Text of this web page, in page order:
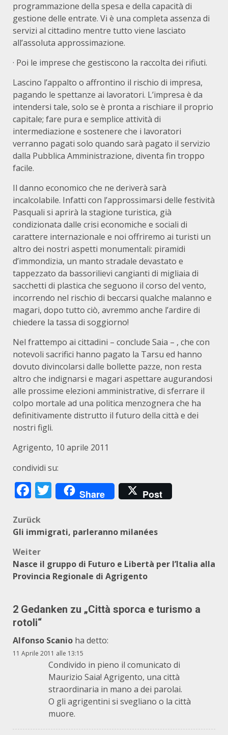
programmazione della spesa e della capacità di
gestione delle entrate. Vi è una completa assenza di
servizi al cittadino mentre tutto viene lasciato
all’assoluta approssimazione.
· Poi le imprese che gestiscono la raccolta dei rifiuti.
Lascino l’appalto o affrontino il rischio di impresa,
pagando le spettanze ai lavoratori. L’impresa è da
intendersi tale, solo se è pronta a rischiare il proprio
capitale; fare pura e semplice attività di
intermediazione e sostenere che i lavoratori
verranno pagati solo quando sarà pagato il servizio
dalla Pubblica Amministrazione, diventa fin troppo
facile.
Il danno economico che ne deriverà sarà
incalcolabile. Infatti con l’approssimarsi delle festività
Pasquali si aprirà la stagione turistica, già
condizionata dalle crisi economiche e sociali di
carattere internazionale e noi offriremo ai turisti un
altro dei nostri aspetti monumentali: piramidi
d’immondizia, un manto stradale devastato e
tappezzato da bassorilievi cangianti di migliaia di
sacchetti di plastica che seguono il corso del vento,
incorrendo nel rischio di beccarsi qualche malanno e
magari, dopo tutto ciò, avremmo anche l’ardire di
chiedere la tassa di soggiorno!
Nel frattempo ai cittadini – conclude Saia – , che con
notevoli sacrifici hanno pagato la Tarsu ed hanno
dovuto divincolarsi dalle bollette pazze, non resta
altro che indignarsi e magari aspettare augurandosi
alle prossime elezioni amministrative, di sferrare il
colpo mortale ad una politica menzognera che ha
definitivamente distrutto il futuro della città e dei
nostri figli.
Agrigento, 10 aprile 2011
condividi su:
Facebook
Twitter
Share Post
Beitragsnavigation
Zurück
Gli immigrati, parleranno milanées
Weiter
Nasce il gruppo di Futuro e Libertà per l’Italia alla
Provincia Regionale di Agrigento
2 Gedanken zu „Città sporca e turismo a
rotoli“
Alfonso Scanio ha detto:
11 Aprile 2011 alle 13:15
Condivido in pieno il comunicato di
Maurizio Saia! Agrigento, una città
straordinaria in mano a dei parolai.
O gli agrigentini si svegliano o la città
muore.